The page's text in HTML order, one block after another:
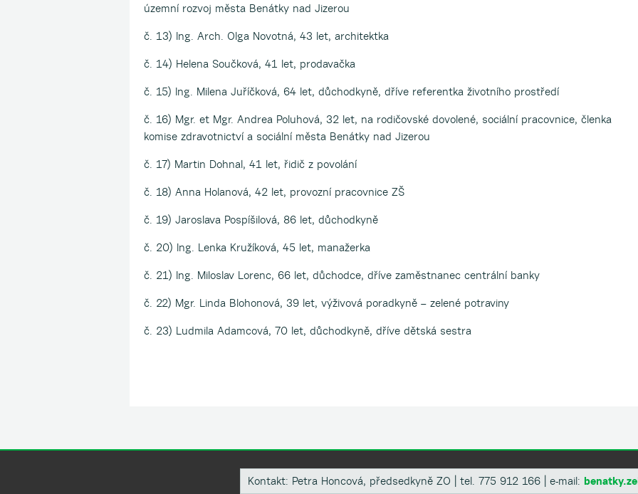
územní rozvoj města Benátky nad Jizerou
č. 13) Ing. Arch. Olga Novotná, 43 let, architektka
č. 14) Helena Součková, 41 let, prodavačka
č. 15) Ing. Milena Juříčková, 64 let, důchodkyně, dříve referentka životního prostředí
č. 16) Mgr. et Mgr. Andrea Poluhová, 32 let, na rodičovské dovolené, sociální pracovnice, členka
komise zdravotnictví a sociální města Benátky nad Jizerou
č. 17) Martin Dohnal, 41 let, řidič z povolání
č. 18) Anna Holanová, 42 let, provozní pracovnice ZŠ
č. 19) Jaroslava Pospíšilová, 86 let, důchodkyně
č. 20) Ing. Lenka Kružíková, 45 let, manažerka
č. 21) Ing. Miloslav Lorenc, 66 let, důchodce, dříve zaměstnanec centrální banky
č. 22) Mgr. Linda Blohonová, 39 let, výživová poradkyně – zelené potraviny
č. 23) Ludmila Adamcová, 70 let, důchodkyně, dříve dětská sestra
Kontakt: Petra Honcová, předsedkyně ZO | tel. 775 912 166 | e-mail: